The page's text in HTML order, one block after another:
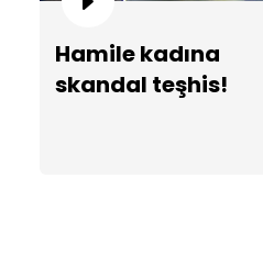
Hamile kadına
skandal teşhis!